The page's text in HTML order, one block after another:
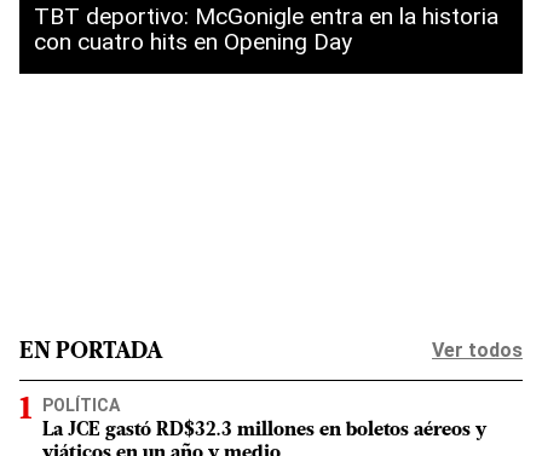
TBT deportivo: McGonigle entra en la historia
con cuatro hits en Opening Day
EN PORTADA Ver todos
POLÍTICA
La JCE gastó RD$32.3 millones en boletos aéreos y